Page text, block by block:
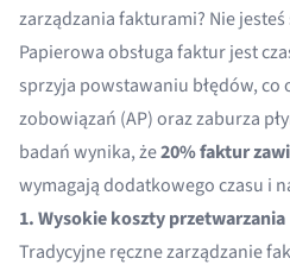
zarządzania fakturami? Nie jesteś
Papierowa obsługa faktur jest
sprzyja powstawaniu błędów, co
zobowiązań (AP) oraz zaburza
badań wynika, że20% faktur
wymagają dodatkowego czasu i
1. Wysokie koszty przetwarzania
Tradycyjne ręczne zarządzanie